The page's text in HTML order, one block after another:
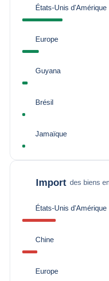
États-Unis d'Amérique
Europe
Guyana
Brésil
Jamaïque
Import des biens
États-Unis d'Amérique
Chine
Europe